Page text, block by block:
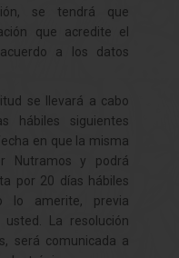
se tendrá que
que acredite el
a los datos
se llevará a cabo
hábiles siguientes
en que la misma
Nutramos y podrá
por 20 días hábiles
lo amerite, previa
La resolución
será comunicada a